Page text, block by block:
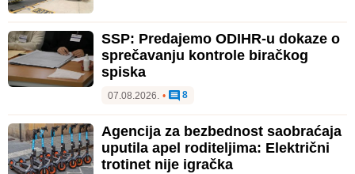
SSP: Predajemo ODIHR-u dokaze o
sprečavanju kontrole biračkog
spiska
07.08.2026. • 8
Agencija za bezbednost saobraćaja
uputila apel roditeljima: Električni
trotinet nije igračka